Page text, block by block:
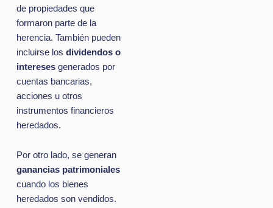
de propiedades que
formaron parte de la
herencia. También pueden
incluirse los dividendos o
interesesgenerados por
cuentas bancarias,
acciones u otros
instrumentos financieros
heredados.
Por otro lado, se generan
ganancias patrimoniales
cuando los bienes
heredados son vendidos.